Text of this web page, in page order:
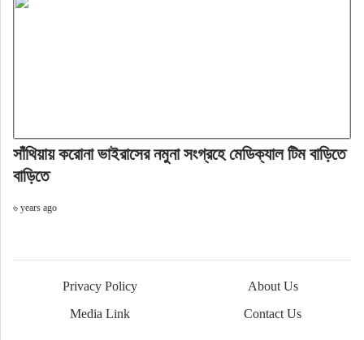
সাঁথিয়ায় করোনা ভাইরাসের নমুনা সংগ্রহে মেডিক্যাল টিম বাড়িতে
বাড়িতে
৬ years ago
Privacy Policy
About Us
Media Link
Contact Us